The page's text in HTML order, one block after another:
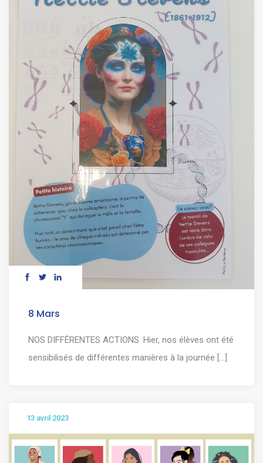
8 Mars
NOS DIFFÉRENTES ACTIONS :Hier, nos élèves ont été
sensibilisés de différentes manières à la journée [...]
13 avril 2023